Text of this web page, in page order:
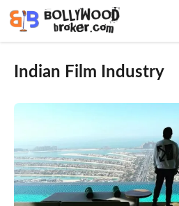
Indian Film Industry